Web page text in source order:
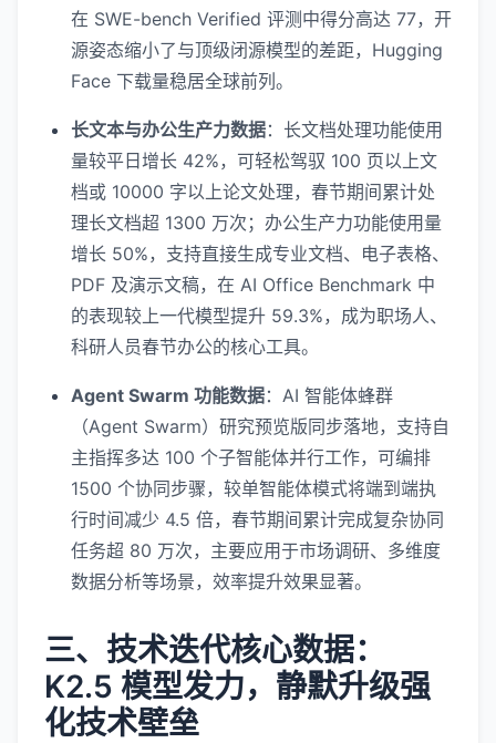
在 SWE-bench Verified 评测中得分高达 77，开
源姿态缩小了与顶级闭源模型的差距，Hugging
Face 下载量稳居全球前列。
长文本与办公生产力数据：长文档处理功能使用
量较平日增长 42%，可轻松驾驭 100 页以上文
档或 10000 字以上论文处理，春节期间累计处
理长文档超 1300 万次；办公生产力功能使用量
增长 50%，支持直接生成专业文档、电子表格、
PDF 及演示文稿，在 AI Office Benchmark 中
的表现较上一代模型提升 59.3%，成为职场人、
科研人员春节办公的核心工具。
Agent Swarm 功能数据：AI 智能体蜂群
（Agent Swarm）研究预览版同步落地，支持自
主指挥多达 100 个子智能体并行工作，可编排
1500 个协同步骤，较单智能体模式将端到端执
行时间减少 4.5 倍，春节期间累计完成复杂协同
任务超 80 万次，主要应用于市场调研、多维度
数据分析等场景，效率提升效果显著。
三、技术迭代核心数据：
K2.5 模型发力，静默升级强
化技术壁垒